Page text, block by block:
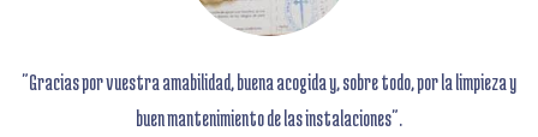
"Gracias por vuestra amabilidad, buena acogiday, sobre todo, por la limpieza y
buen mantenimiento de las instalaciones".